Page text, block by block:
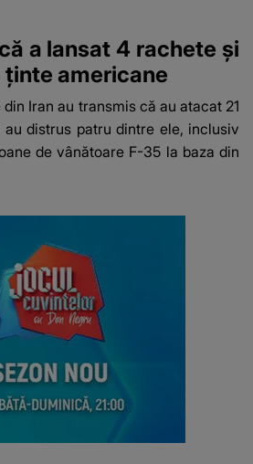
a lansat 4 rachete și
ținte americane
Iran au transmis că au atacat 21
distrus patru dintre ele, inclusiv
de vânătoare F-35 la baza din